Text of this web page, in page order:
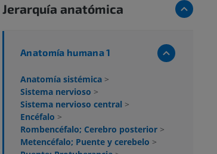
Jerarquía anatómica
Anatomía humana 1
Anatomía sistémica >
Sistema nervioso >
Sistema nervioso central >
Encéfalo >
Rombencéfalo; Cerebro posterior >
Metencéfalo; Puente y cerebelo >